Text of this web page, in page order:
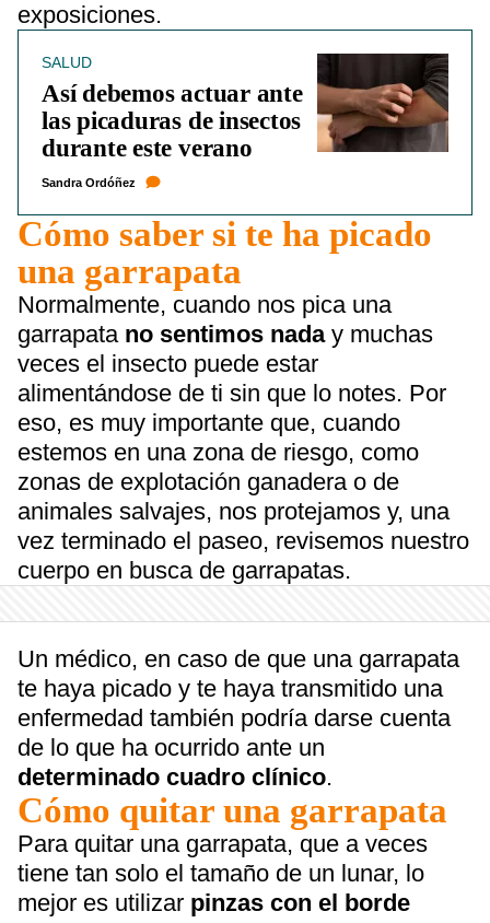
exposiciones.
SALUD
Así debemos actuar ante
las picaduras de insectos
durante este verano
Sandra Ordóñez
Cómo saber si te ha picado
una garrapata
Normalmente, cuando nos pica una
garrapatano sentimos naday muchas
veces el insecto puede estar
alimentándose de ti sin que lo notes. Por
eso, es muy importante que, cuando
estemos en una zona de riesgo, como
zonas de explotación ganadera o de
animales salvajes, nos protejamos y, una
vez terminado el paseo, revisemos nuestro
cuerpo en busca de garrapatas.
Un médico, en caso de que una garrapata
te haya picado y te haya transmitido una
enfermedad también podría darse cuenta
de lo que ha ocurrido ante un
determinado cuadro clínico.
Cómo quitar una garrapata
Para quitar una garrapata, que a veces
tiene tan solo el tamaño de un lunar, lo
mejor es utilizar pinzas con el borde